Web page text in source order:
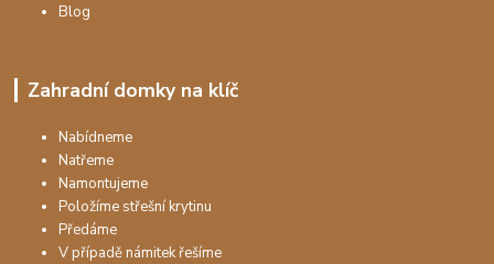
Blog
Zahradní domky na klíč
Nabídneme
Natřeme
Namontujeme
Položíme střešní krytinu
Předáme
V případě námitek řešíme